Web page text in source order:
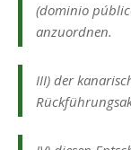
(dominio
anzuordnen.
III) der